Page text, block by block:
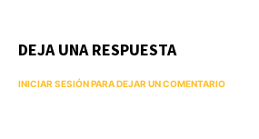
DEJA UNA RESPUESTA
INICIAR SESIÓN PARA DEJAR UN COMENTARIO